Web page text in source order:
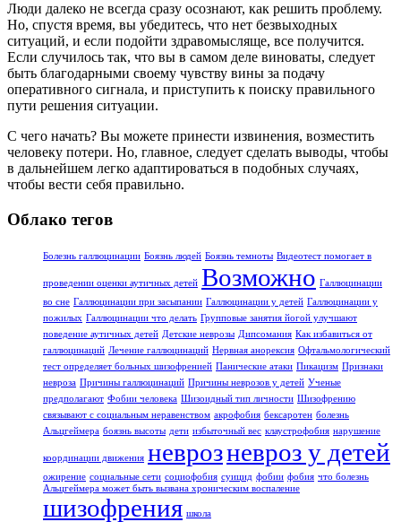
Люди далеко не всегда сразу осознают, как решить проблему.
Но, спустя время, вы убедитесь, что нет безвыходных
ситуаций, и если подойти здравомысляще, все получится.
Если случилось так, что вы в самом деле виноваты, следует
быть благодарными своему чувству вины за подачу
оперативного сигнала, и приступить к поиску правильного
пути решения ситуации.
С чего начать? Вы можете принести извинения, возместить
человеку потери. Но, главное, следует сделать выводы, чтобы
в дальнейшем легко адаптироваться в подобных случаях,
чтобы вести себя правильно.
Облако тегов
Болезнь галлюцинации Боязнь людей Боязнь темноты Видеотест помогает в
проведении оценки аутичных детей Возможно Галлюцинации
во сне Галлюцинации при засыпании Галлюцинации у детей Галлюцинации у
пожилых Галлюцинации что делать Групповые занятия йогой улучшают
поведение аутичных детей Детские неврозы Дипсомания Как избавиться от
галлюцинаций Лечение галлюцинаций Нервная анорексия Офтальмологический
тест определяет больных шизофренией Панические атаки Пикацизм Признаки
невроза Причины галлюцинаций Причины неврозов у детей Ученые
предполагают Фобии человека Шизоидный тип личности Шизофрению
связывают с социальным неравенством акрофобия бексаротен болезнь
Альцгеймера боязнь высоты дети избыточный вес клаустрофобия нарушение
координации движения неврозневроз у детей
ожирение социальные сети социофобия суицид фобии фобия что болезнь
Альцгеймера может быть вызвана хроническим воспаление
шизофрения школа